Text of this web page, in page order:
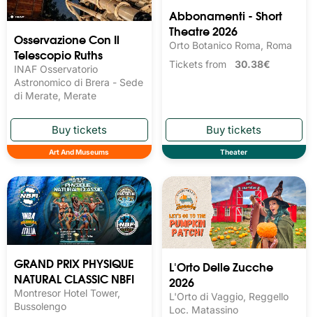
Osservazione Con Il
Telescopio Ruths
INAF Osservatorio
Astronomico di Brera - Sede
di Merate, Merate
Art And Museums
Abbonamenti - Short
Theatre 2026
Orto Botanico Roma, Roma
Tickets from 30.38€
Theater
GRAND PRIX PHYSIQUE
NATURAL CLASSIC NBFI
Montresor Hotel Tower,
Bussolengo
L'Orto Delle Zucche
2026
L'Orto di Vaggio, Reggello
Loc. Matassino